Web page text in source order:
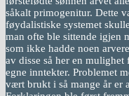
såkalt primogenitur. Dette
føydalistiske systemet
man ofte ble sittende igjen
som ikke hadde noen
av disse så her en mulighet
egne inntekter. Problemet
vært brukt i så mange år er